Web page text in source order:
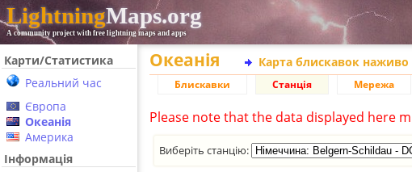
LightningMaps.org
A community project with free lightning maps and apps
Карти/Статистика
Реальний час
Європа
Океанія
Америка
Інформація
Океанія Карта блискавок наживо
Блискавки Станція Мережа
Please note that the data displayed here
Виберіть станцію: